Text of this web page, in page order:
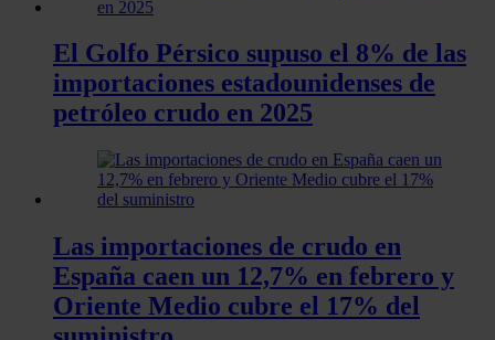
El Golfo Pérsico supuso el 8% de las
importaciones estadounidenses de
petróleo crudo en 2025
Las importaciones de crudo en
España caen un 12,7% en febrero y
Oriente Medio cubre el 17% del